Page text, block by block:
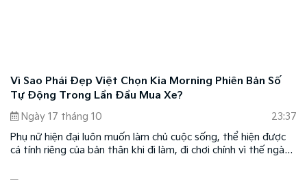
Vì Sao Phái Đẹp Việt Chọn Kia Morning Phiên Bản Số
Tự Động Trong Lần Đầu Mua Xe?
Ngày 17 tháng 10
23:37
Phụ nữ hiện đại luôn muốn làm chủ cuộc sống, thể hiện được
cá tính riêng của bản thân khi đi làm, đi chơi chính vì thế ngày